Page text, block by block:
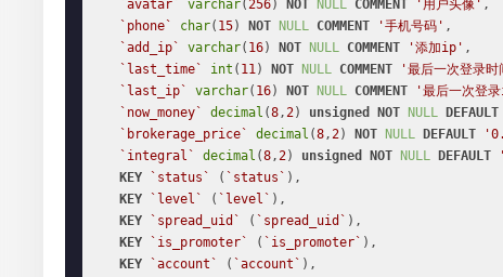
`avatar`
varchar(256) NOT NULL COMMENT '用户头像' ,
`phone`
char( 15) NOT NULL COMMENT '手机号码' ,
`add_ip`
varchar( 16) NOT NULL COMMENT '添加ip' ,
`last_time`
int ( 11) NOT NULL COMMENT '最后一次登录
`last_ip`
varchar( 16) NOT NULL COMMENT '最后一次登
`now_money`
decimal (8,2) unsigned NOT NULL DEFAULT
`brokerage_price`
decimal (8,2) NOT NULL DEFAULT
`integral`
decimal (8,2) unsigned NOT NULL DEFAULT
KEY
`status` ( `status` ),
KEY
`level` ( `level` ),
KEY
`spread_uid` ( `spread_uid` ),
KEY
`is_promoter` ( `is_promoter` ),
KEY
`account` ( `account` ),